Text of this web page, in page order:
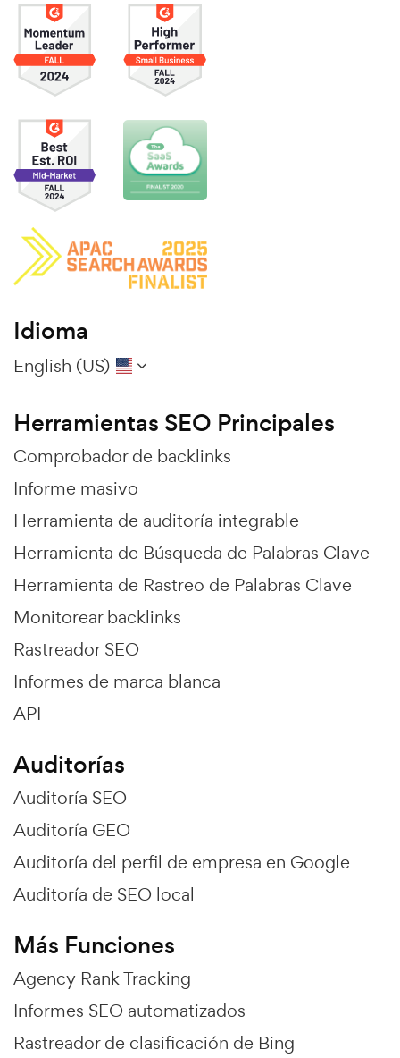
Idioma
English (US)
Herramientas SEO Principales
Comprobador de backlinks
Informe masivo
Herramienta de auditoría integrable
Herramienta de Búsqueda de Palabras Clave
Herramienta de Rastreo de Palabras Clave
Monitorear backlinks
Rastreador SEO
Informes de marca blanca
API
Auditorías
Auditoría SEO
Auditoría GEO
Auditoría del perfil de empresa en Google
Auditoría de SEO local
Más Funciones
Agency Rank Tracking
Informes SEO automatizados
Rastreador de clasificación de Bing